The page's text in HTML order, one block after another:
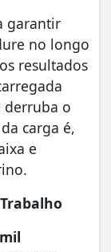
garantir
no longo
resultados
derruba o
carga é,
e